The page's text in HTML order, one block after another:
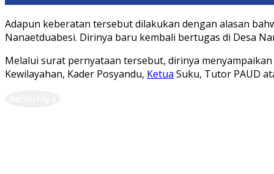
Adapun keberatan tersebut dilakukan dengan alasan
Nanaetduabesi. Dirinya baru kembali bertugas di Desa
Melalui surat pernyataan tersebut, dirinya
Kewilayahan, Kader Posyandu, Ketua Suku, Tutor PAUD